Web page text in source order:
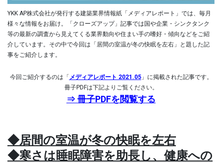
YKK AP株式会社が発行する建築業界情報紙「メディアレポート」では、毎月
様々な情報をお届け。「クローズアップ」記事では国や企業・シンクタンク
等の最新の調査から見えてくる業界動向や住まい手の嗜好・傾向などをご紹
介しています。その中で今回は「居間の室温が冬の快眠を左右」と題した記
事をご紹介します。
今回ご紹介するのは「 メディアレポート 2021.05」に掲載された記事です。
冊子PDFは下記よりご覧ください。
⇒ 冊子PDFを閲覧する
◆居間の室温が冬の快眠を左右
◆寒さは睡眠障害を助長し、健康への